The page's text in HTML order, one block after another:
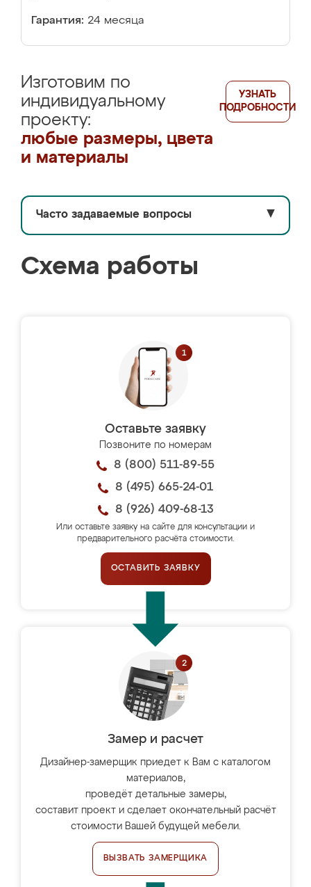
Гарантия: 24 месяца
Изготовим по
индивидуальному
проекту:
любые размеры, цвета
и материалы
УЗНАТЬ
ПОДРОБНОСТИ
Часто задаваемые вопросы ▼
Схема работы
Оставьте заявку
Позвоните по номерам
8 (800) 511-89-55
8 (495) 665-24-01
8 (926) 409-68-13
Или оставьте заявку на сайте для консультации и
предварительного расчёта стоимости.
ОСТАВИТЬ ЗАЯВКУ
Замер и расчет
Дизайнер-замерщик приедет к Вам с каталогом
материалов,
проведёт детальные замеры,
составит проект и сделает окончательный расчёт
стоимости Вашей будущей мебели.
ВЫЗВАТЬ ЗАМЕРЩИКА